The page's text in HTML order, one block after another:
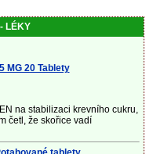
LÉKY
MG 20 Tablety
na stabilizaci krevního cukru,
četl, že skořice vadí